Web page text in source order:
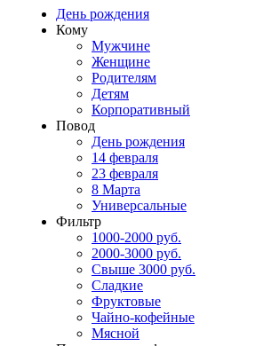
День рождения
Кому
Мужчине
Женщине
Родителям
Детям
Корпоративный
Повод
День рождения
14 февраля
23 февраля
8 Марта
Универсальные
Фильтр
1000-2000 руб.
2000-3000 руб.
Свыше 3000 руб.
Сладкие
Фруктовые
Чайно-кофейные
Мясной